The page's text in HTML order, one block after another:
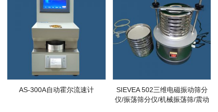
AS-300A自动霍尔流速计
SIEVEA 502三维电磁振动筛分
仪/振荡筛分仪/机械振荡筛/震动